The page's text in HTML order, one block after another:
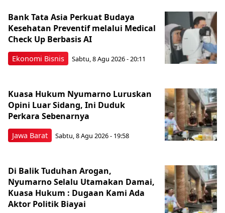
Ekonomi Bisnis
Bank Tata Asia Perkuat Budaya
Kesehatan Preventif melalui Medical
Check Up Berbasis AI
Sabtu, 8 Agu 2026 - 20:11
Jawa Barat
Kuasa Hukum Nyumarno Luruskan
Opini Luar Sidang, Ini Duduk
Perkara Sebenarnya ​
Sabtu, 8 Agu 2026 - 19:58
Di Balik Tuduhan Arogan,
Nyumarno Selalu Utamakan Damai,
Kuasa Hukum : Dugaan Kami Ada
Aktor Politik Biayai